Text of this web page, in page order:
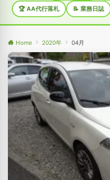
🏆 AA代行落札 📝 業務日誌
Home 2020年 04月